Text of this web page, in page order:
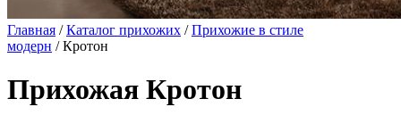
Главная /Каталог прихожих /Прихожие в стиле
модерн / Кротон
Прихожая Кротон